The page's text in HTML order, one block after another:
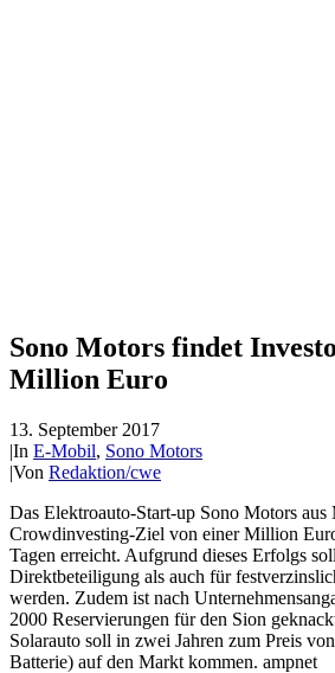
Sono Motors findet
Million Euro
13. September 2017
|In E-Mobil, Sono Motors
|Von Redaktion/cwe
Das Elektroauto-Start-up Sono Motors aus
Crowdinvesting-Ziel von einer Million
Tagen erreicht. Aufgrund dieses Erfolgs
Direktbeteiligung als auch für
werden. Zudem ist nach
2000 Reservierungen für den Sion
Solarauto soll in zwei Jahren zum Preis
Batterie) auf den Markt kommen. ampnet